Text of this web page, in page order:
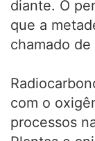
diante. O
que a
chamado
com o
processos